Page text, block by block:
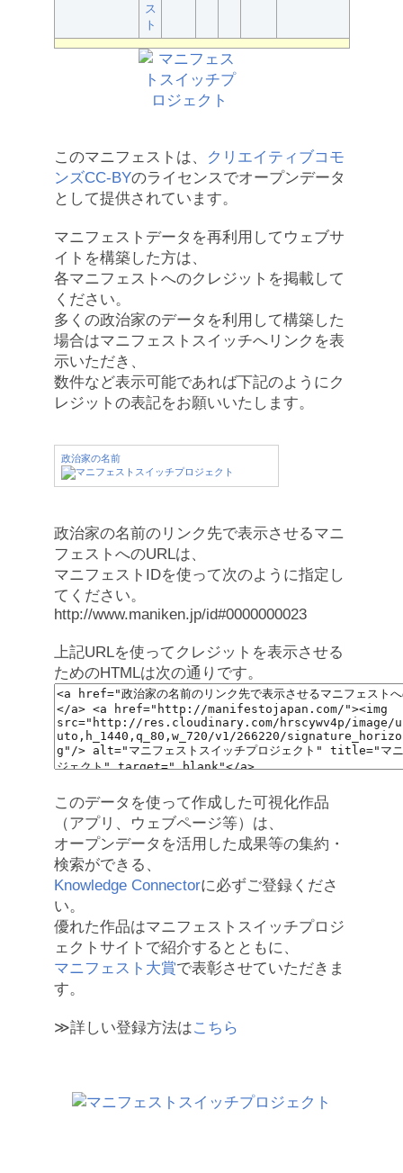
ス
ト
このマニフェストは、
クリエイティブコモ
ンズCC-BYのライセンスでオープンデータ
として提供されています。
マニフェストデータを再利用してウェブサ
イトを構築した方は、
各マニフェストへのクレジットを掲載して
ください。
多くの政治家のデータを利用して構築した
場合はマニフェストスイッチへリンクを表
示いただき、
数件など表示可能であれば下記のようにク
レジットの表記をお願いいたします。
政治家の名前
政治家の名前のリンク先で表示させるマニ
フェストへのURLは、
マニフェストIDを使って次のように指定し
てください。
http://www.maniken.jp/id#0000000023
上記URLを使ってクレジットを表示させる
ためのHTMLは次の通りです。
このデータを使って作成した可視化作品
（アプリ、ウェブページ等）は、
オープンデータを活用した成果等の集約・
検索ができる、
Knowledge Connectorに必ずご登録くださ
い。
優れた作品はマニフェストスイッチプロジ
ェクトサイトで紹介するとともに、
マニフェスト大賞で表彰させていただきま
す。
≫詳しい登録方法はこちら